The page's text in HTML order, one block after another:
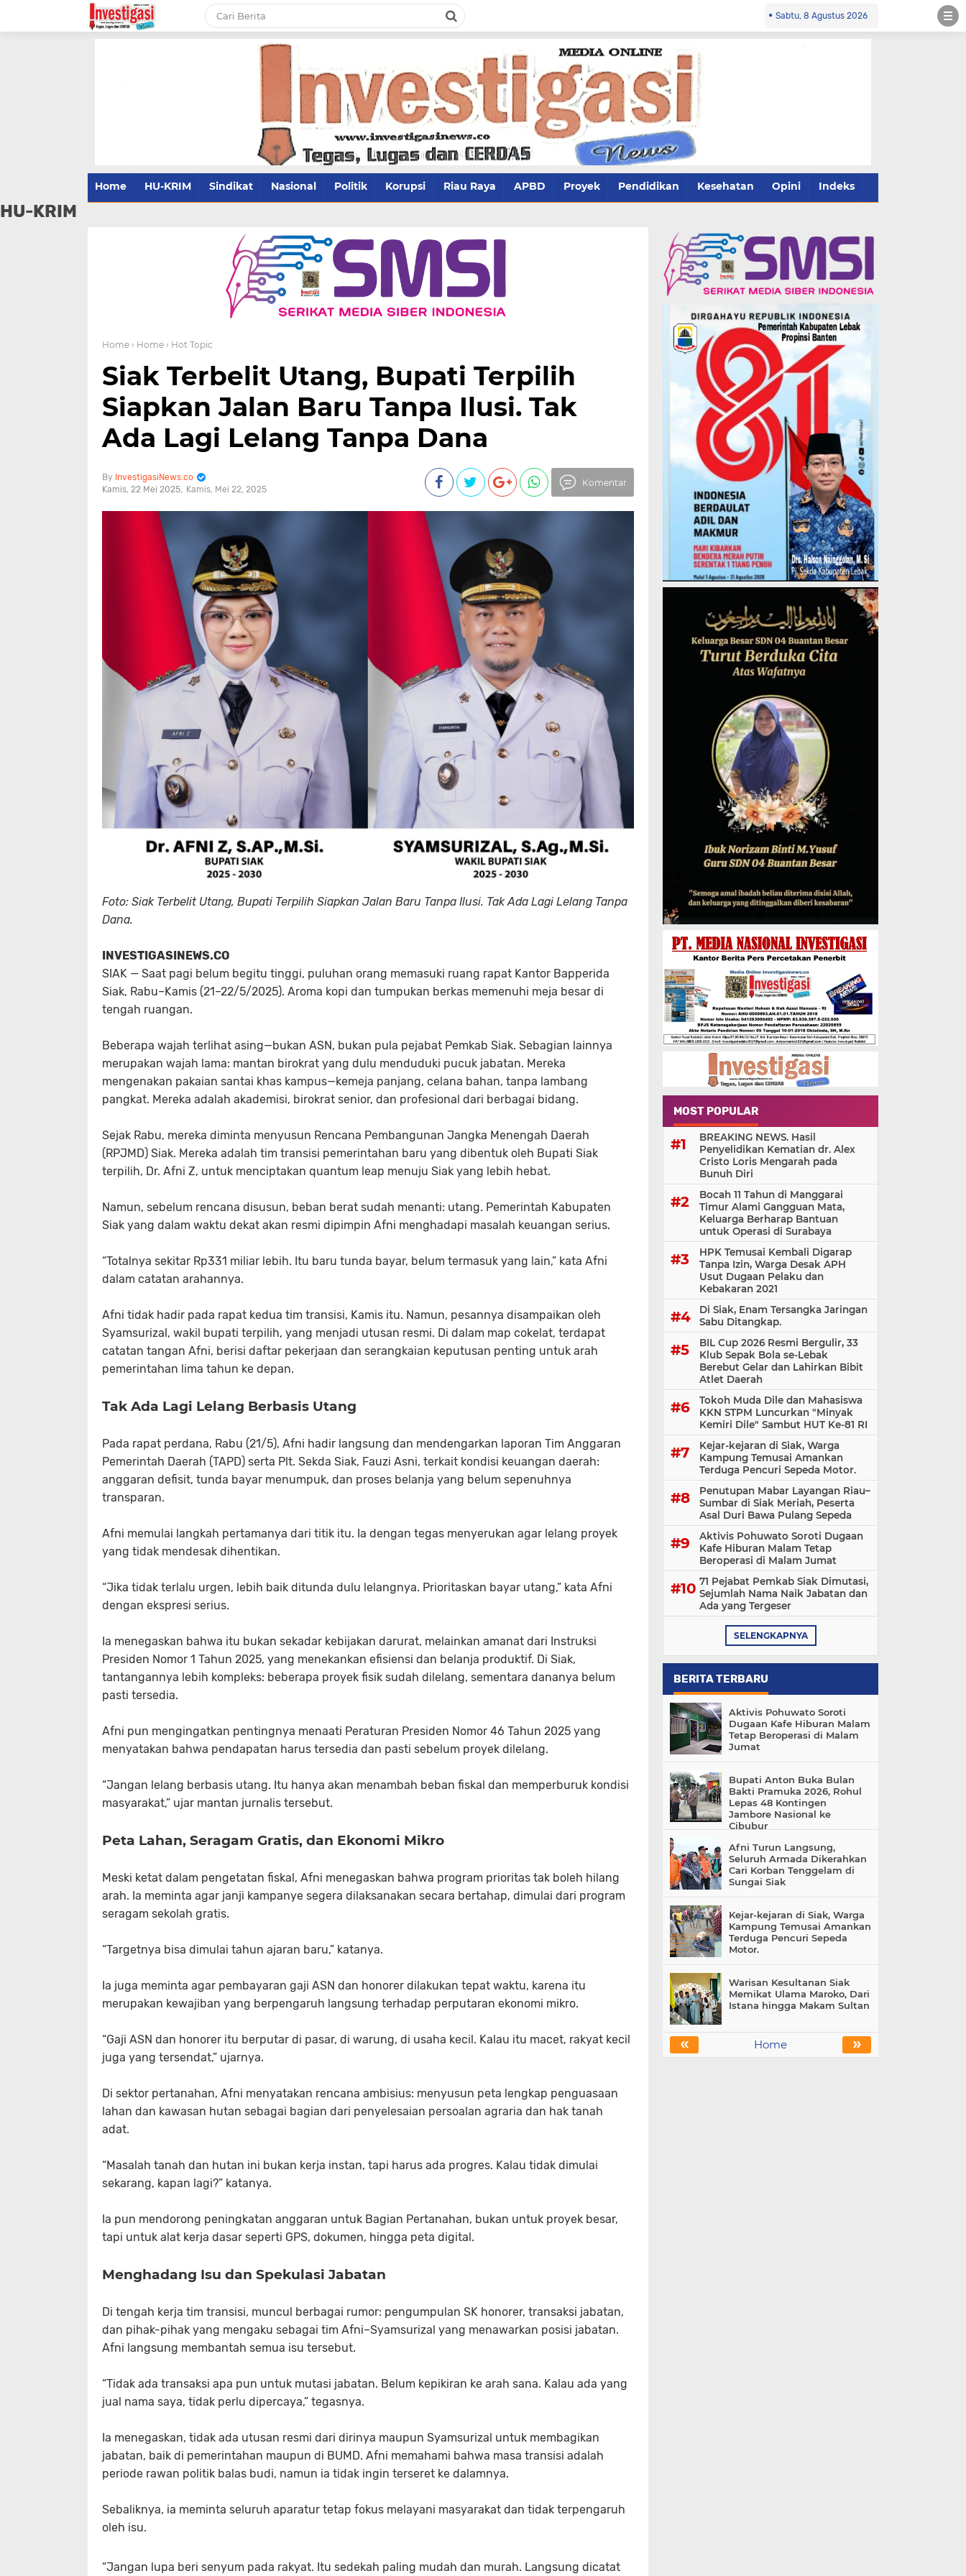
Sabtu, 8 Agustus 2026
Home HU-KRIM Sindikat Nasional Politik Korupsi Riau Raya APBD Proyek Pendidikan Kesehatan Opini Indeks
HU-KRIM
Home › Home › Hot Topic
Siak Terbelit Utang, Bupati Terpilih
Siapkan Jalan Baru Tanpa Ilusi. Tak
Ada Lagi Lelang Tanpa Dana
InvestigasiNews.co
Kamis, 22 Mei 2025
Kamis, Mei 22, 2025
Komentar
Foto: Siak Terbelit Utang, Bupati Terpilih Siapkan Jalan Baru Tanpa Ilusi. Tak Ada Lagi Lelang Tanpa
Dana.
INVESTIGASINEWS.CO
SIAK — Saat pagi belum begitu tinggi, puluhan orang memasuki ruang rapat Kantor Bapperida
Siak, Rabu–Kamis (21–22/5/2025). Aroma kopi dan tumpukan berkas memenuhi meja besar di
tengah ruangan.
Beberapa wajah terlihat asing—bukan ASN, bukan pula pejabat Pemkab Siak. Sebagian lainnya
merupakan wajah lama: mantan birokrat yang dulu menduduki pucuk jabatan. Mereka
mengenakan pakaian santai khas kampus—kemeja panjang, celana bahan, tanpa lambang
pangkat. Mereka adalah akademisi, birokrat senior, dan profesional dari berbagai bidang.
Sejak Rabu, mereka diminta menyusun Rencana Pembangunan Jangka Menengah Daerah
(RPJMD) Siak. Mereka adalah tim transisi pemerintahan baru yang dibentuk oleh Bupati Siak
terpilih, Dr. Afni Z, untuk menciptakan quantum leap menuju Siak yang lebih hebat.
Namun, sebelum rencana disusun, beban berat sudah menanti: utang. Pemerintah Kabupaten
Siak yang dalam waktu dekat akan resmi dipimpin Afni menghadapi masalah keuangan serius.
“Totalnya sekitar Rp331 miliar lebih. Itu baru tunda bayar, belum termasuk yang lain,” kata Afni
dalam catatan arahannya.
Afni tidak hadir pada rapat kedua tim transisi, Kamis itu. Namun, pesannya disampaikan oleh
Syamsurizal, wakil bupati terpilih, yang menjadi utusan resmi. Di dalam map cokelat, terdapat
catatan tangan Afni, berisi daftar pekerjaan dan serangkaian keputusan penting untuk arah
pemerintahan lima tahun ke depan.
Tak Ada Lagi Lelang Berbasis Utang
Pada rapat perdana, Rabu (21/5), Afni hadir langsung dan mendengarkan laporan Tim Anggaran
Pemerintah Daerah (TAPD) serta Plt. Sekda Siak, Fauzi Asni, terkait kondisi keuangan daerah:
anggaran defisit, tunda bayar menumpuk, dan proses belanja yang belum sepenuhnya
transparan.
Afni memulai langkah pertamanya dari titik itu. Ia dengan tegas menyerukan agar lelang proyek
yang tidak mendesak dihentikan.
“Jika tidak terlalu urgen, lebih baik ditunda dulu lelangnya. Prioritaskan bayar utang,” kata Afni
dengan ekspresi serius.
Ia menegaskan bahwa itu bukan sekadar kebijakan darurat, melainkan amanat dari Instruksi
Presiden Nomor 1 Tahun 2025, yang menekankan efisiensi dan belanja produktif. Di Siak,
tantangannya lebih kompleks: beberapa proyek fisik sudah dilelang, sementara dananya belum
pasti tersedia.
Afni pun mengingatkan pentingnya menaati Peraturan Presiden Nomor 46 Tahun 2025 yang
menyatakan bahwa pendapatan harus tersedia dan pasti sebelum proyek dilelang.
“Jangan lelang berbasis utang. Itu hanya akan menambah beban fiskal dan memperburuk kondisi
masyarakat,” ujar mantan jurnalis tersebut.
Peta Lahan, Seragam Gratis, dan Ekonomi Mikro
Meski ketat dalam pengetatan fiskal, Afni menegaskan bahwa program prioritas tak boleh hilang
arah. Ia meminta agar janji kampanye segera dilaksanakan secara bertahap, dimulai dari program
seragam sekolah gratis.
“Targetnya bisa dimulai tahun ajaran baru,” katanya.
Ia juga meminta agar pembayaran gaji ASN dan honorer dilakukan tepat waktu, karena itu
merupakan kewajiban yang berpengaruh langsung terhadap perputaran ekonomi mikro.
“Gaji ASN dan honorer itu berputar di pasar, di warung, di usaha kecil. Kalau itu macet, rakyat kecil
juga yang tersendat,” ujarnya.
Di sektor pertanahan, Afni menyatakan rencana ambisius: menyusun peta lengkap penguasaan
lahan dan kawasan hutan sebagai bagian dari penyelesaian persoalan agraria dan hak tanah
adat.
“Masalah tanah dan hutan ini bukan kerja instan, tapi harus ada progres. Kalau tidak dimulai
sekarang, kapan lagi?” katanya.
Ia pun mendorong peningkatan anggaran untuk Bagian Pertanahan, bukan untuk proyek besar,
tapi untuk alat kerja dasar seperti GPS, dokumen, hingga peta digital.
Menghadang Isu dan Spekulasi Jabatan
Di tengah kerja tim transisi, muncul berbagai rumor: pengumpulan SK honorer, transaksi jabatan,
dan pihak-pihak yang mengaku sebagai tim Afni–Syamsurizal yang menawarkan posisi jabatan.
Afni langsung membantah semua isu tersebut.
“Tidak ada transaksi apa pun untuk mutasi jabatan. Belum kepikiran ke arah sana. Kalau ada yang
jual nama saya, tidak perlu dipercaya,” tegasnya.
Ia menegaskan, tidak ada utusan resmi dari dirinya maupun Syamsurizal untuk membagikan
jabatan, baik di pemerintahan maupun di BUMD. Afni memahami bahwa masa transisi adalah
periode rawan politik balas budi, namun ia tidak ingin terseret ke dalamnya.
Sebaliknya, ia meminta seluruh aparatur tetap fokus melayani masyarakat dan tidak terpengaruh
oleh isu.
“Jangan lupa beri senyum pada rakyat. Itu sedekah paling mudah dan murah. Langsung dicatat
MOST POPULAR
BREAKING NEWS. Hasil
Penyelidikan Kematian dr. Alex
Cristo Loris Mengarah pada
Bunuh Diri
Bocah 11 Tahun di Manggarai
Timur Alami Gangguan Mata,
Keluarga Berharap Bantuan
untuk Operasi di Surabaya
HPK Temusai Kembali Digarap
Tanpa Izin, Warga Desak APH
Usut Dugaan Pelaku dan
Kebakaran 2021
Di Siak, Enam Tersangka Jaringan
Sabu Ditangkap.
BIL Cup 2026 Resmi Bergulir, 33
Klub Sepak Bola se-Lebak
Berebut Gelar dan Lahirkan Bibit
Atlet Daerah
Tokoh Muda Dile dan Mahasiswa
KKN STPM Luncurkan "Minyak
Kemiri Dile" Sambut HUT Ke-81 RI
Kejar-kejaran di Siak, Warga
Kampung Temusai Amankan
Terduga Pencuri Sepeda Motor.
Penutupan Mabar Layangan Riau–
Sumbar di Siak Meriah, Peserta
Asal Duri Bawa Pulang Sepeda
Aktivis Pohuwato Soroti Dugaan
Kafe Hiburan Malam Tetap
Beroperasi di Malam Jumat
71 Pejabat Pemkab Siak Dimutasi,
Sejumlah Nama Naik Jabatan dan
Ada yang Tergeser
SELENGKAPNYA
BERITA TERBARU
Aktivis Pohuwato Soroti
Dugaan Kafe Hiburan Malam
Tetap Beroperasi di Malam
Jumat
Bupati Anton Buka Bulan
Bakti Pramuka 2026, Rohul
Lepas 48 Kontingen
Jambore Nasional ke
Cibubur
Afni Turun Langsung,
Seluruh Armada Dikerahkan
Cari Korban Tenggelam di
Sungai Siak
Kejar-kejaran di Siak, Warga
Kampung Temusai Amankan
Terduga Pencuri Sepeda
Motor.
Warisan Kesultanan Siak
Memikat Ulama Maroko, Dari
Istana hingga Makam Sultan
« »
Home